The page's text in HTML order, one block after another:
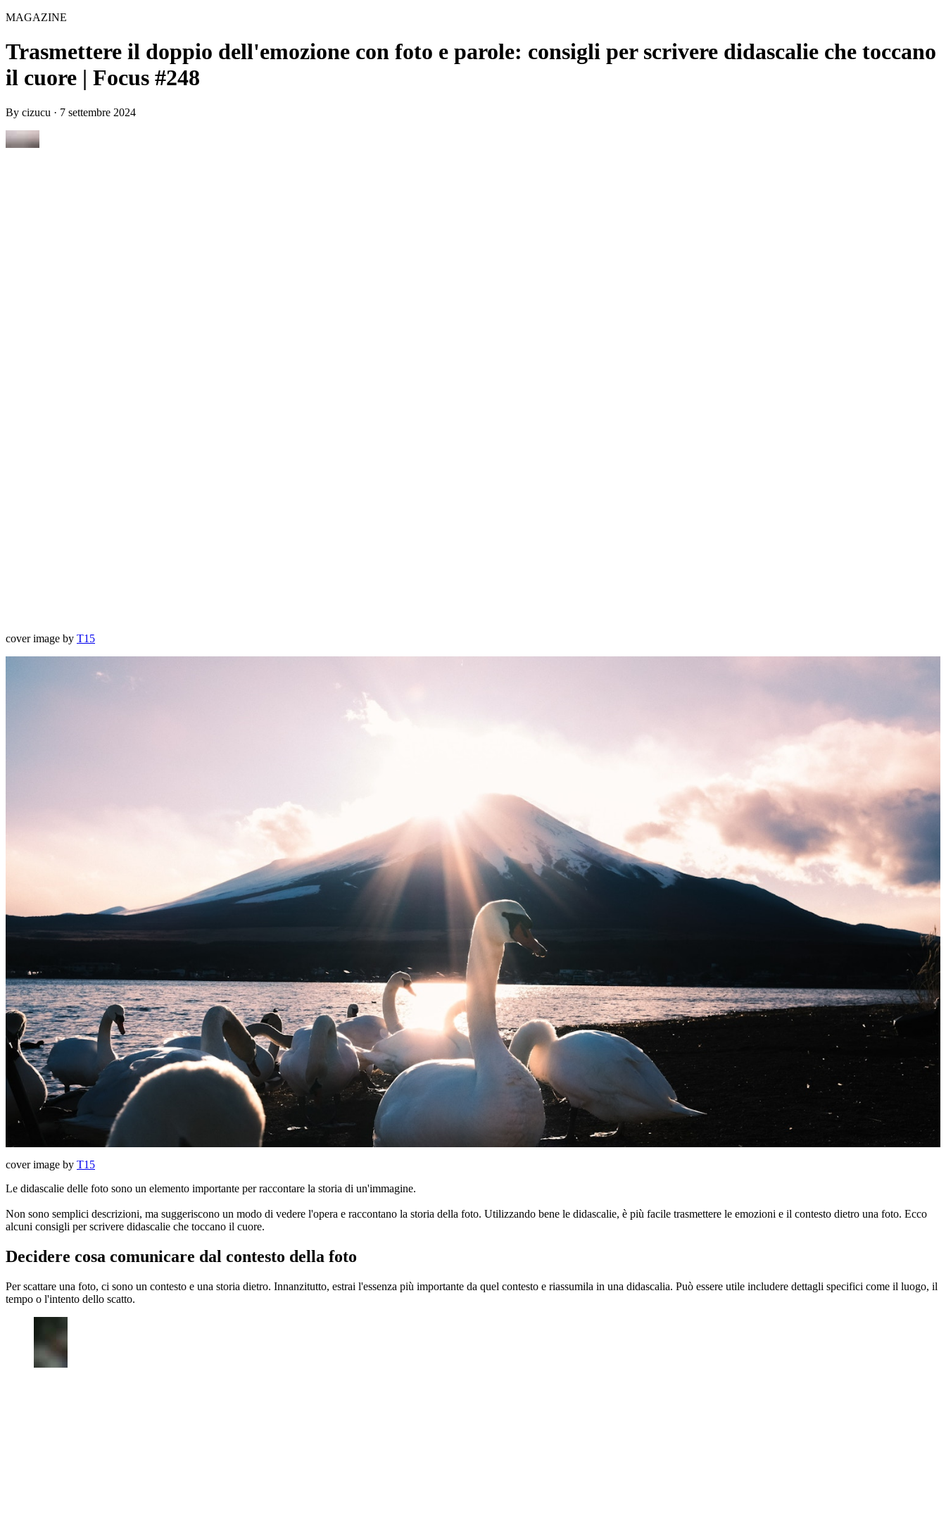
MAGAZINE
Trasmettere il doppio dell'emozione con foto e parole: consigli per scrivere didascalie che toccano
il cuore | Focus #248
By cizucu · 7 settembre 2024
cover image by T15
cover image by T15
Le didascalie delle foto sono un elemento importante per raccontare la storia di un'immagine.
Non sono semplici descrizioni, ma suggeriscono un modo di vedere l'opera e raccontano la storia della foto. Utilizzando bene le didascalie, è più facile trasmettere le emozioni e il contesto dietro una foto. Ecco
alcuni consigli per scrivere didascalie che toccano il cuore.
Decidere cosa comunicare dal contesto della foto
Per scattare una foto, ci sono un contesto e una storia dietro. Innanzitutto, estrai l'essenza più importante da quel contesto e riassumila in una didascalia. Può essere utile includere dettagli specifici come il luogo, il
tempo o l'intento dello scatto.